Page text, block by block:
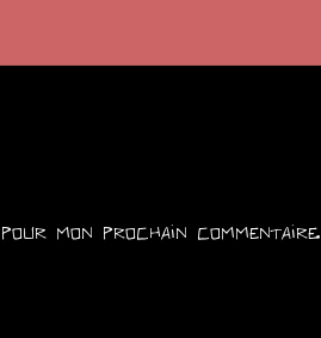
mon prochain commentaire.